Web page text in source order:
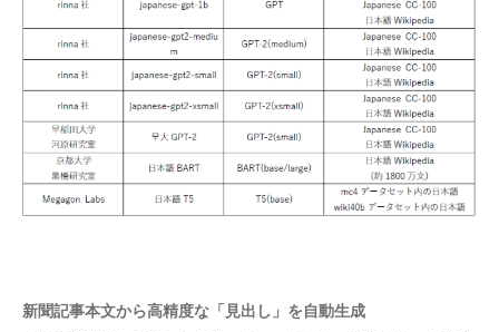
新聞記事本文から高精度な「見出し」を自動生成